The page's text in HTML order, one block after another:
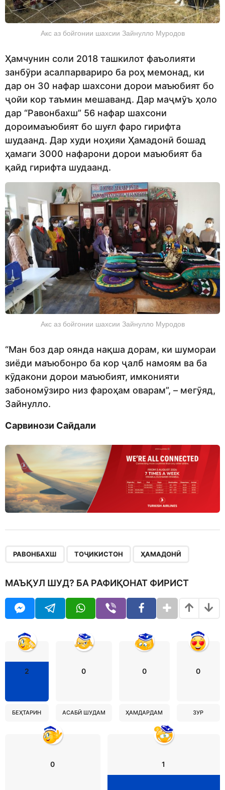
Акс аз бойгонии шахсии Зайнулло Муродов
Ҳамчунин соли 2018 ташкилот фаъолияти
занбӯри асалпарвариро ба роҳ мемонад, ки
дар он 30 нафар шахсони дорои маъюбият бо
ҷойи кор таъмин мешаванд. Дар маҷмӯъ ҳоло
дар “Равонбахш” 56 нафар шахсони
дороимаъюбият бо шуғл фаро гирифта
шудаанд. Дар худи ноҳияи Ҳамадонӣ бошад
ҳамаги 3000 нафарони дорои маъюбият ба
қайд гирифта шудаанд.
Акс аз бойгонии шахсии Зайнулло Муродов
“Ман боз дар оянда нақша дорам, ки шумораи
зиёди маъюбонро ба кор ҷалб намоям ва ба
кӯдакони дорои маъюбият, имконияти
забономӯзиро низ фароҳам оварам”, – мегӯяд,
Зайнулло.
Сарвинози Сайдали
РАВОНБАХШ ТОҶИКИСТОН ҲАМАДОНӢ
МАЪҚУЛ ШУД? БА РАФИҚОНАТ ФИРИСТ
2
БЕҲТАРИН
0
АСАБӢ ШУДАМ
0
ҲАМДАРДАМ
0
ЗУР
0 1